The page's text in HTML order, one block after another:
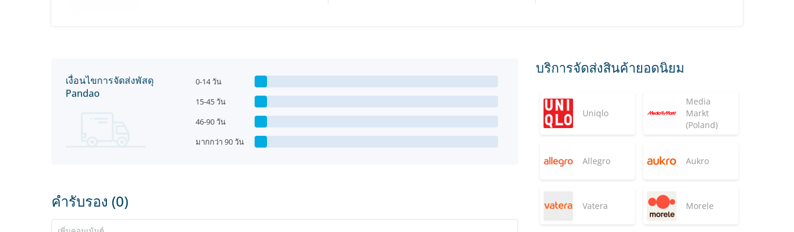
เงื่อนไขการจัดส่งพัสดุ
Pandao
0-14 วัน
15-45 วัน
46-90 วัน
มากกว่า 90 วัน
คำรับรอง (0)
บริการจัดส่งสินค้ายอดนิยม
Uniqlo
Media
Markt
(Poland)
Allegro Aukro
Vatera Morele